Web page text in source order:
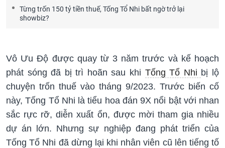
Từng trốn 150 tỷ tiền thuế, Tống Tổ Nhi bất ngờ trở lại
showbiz?
Vô Ưu Độ được quay từ 3 năm trước và kế hoạch
phát sóng đã bị trì hoãn sau khi Tống Tổ Nhi bị lộ
chuyện trốn thuế vào tháng 9/2023. Trước biến cố
này, Tống Tổ Nhi là tiểu hoa đán 9X nổi bật với nhan
sắc rực rỡ, diễn xuất ổn, được mời tham gia nhiều
dự án lớn. Nhưng sự nghiệp đang phát triển của
Tống Tổ Nhi đã dừng lại khi nhân viên cũ lên tiếng tố